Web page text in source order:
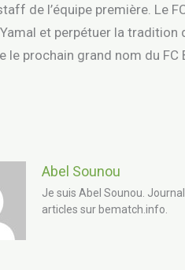
de l’équipe première. Le
et perpétuer la tradition
le prochain grand nom du
Abel Sounou
Je suis Abel Sounou.
articles sur bematch.info.